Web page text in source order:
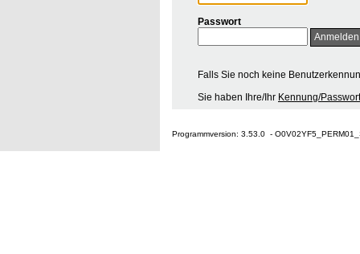
Passwort
Falls Sie noch keine
Sie haben Ihre/Ihr Kennung/
Programmversion: 3.53.0 -